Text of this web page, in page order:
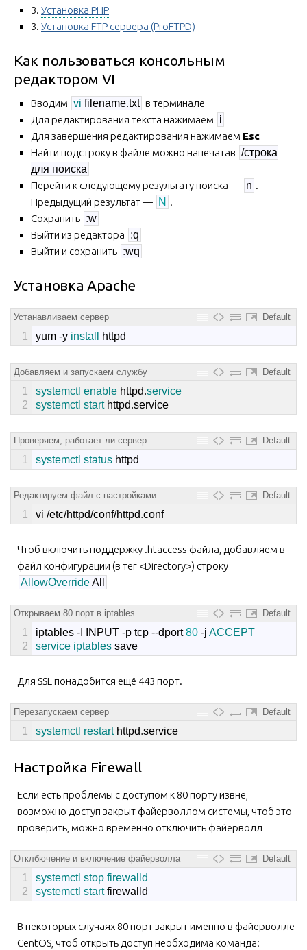
3. Установка PHP
3. Установка FTP сервера (ProFTPD)
Как пользоваться консольным
редактором VI
Вводим vi filename.txt в терминале
Для редактирования текста нажимаем i
Для завершения редактирования нажимаем Esc
Найти подстроку в файле можно напечатав /строка
для поиска
Перейти к следующему результату поиска — n .
Предыдущий результат — N .
Сохранить :w
Выйти из редактора :q
Выйти и сохранить :wq
Установка Apache
Устанавливаем сервер Default
1 yum -y install httpd
Добавляем и запускаем службу Default
1
2
systemctl enable httpd.service
systemctl start httpd.service
Проверяем, работает ли сервер Default
1 systemctl status httpd
Редактируем файл с настройками Default
1 vi /etc/httpd/conf/httpd.conf
Чтоб включить поддержку .htaccess файла, добавляем в
файл конфигурации (в тег <Directory>) строку
AllowOverrideAll
Открываем 80 порт в iptables Default
1
2
iptables - INPUT -p tcp --dport 80 -j ACCEPT
service iptables save
Для SSL понадобится ещё 443 порт.
Перезапускаем сервер Default
1 systemctl restart httpd.service
Настройка Firewall
Если есть проблемы с доступом к 80 порту извне,
возможно доступ закрыт файерволлом системы, чтоб это
проверить, можно временно отключить файерволл
Отклбючение и включение файерволла Default
1
2
systemctl stop firewalld
systemctl start firewalld
В некоторых случаях 80 порт закрыт именно в файерволле
CentOS, чтоб открыть доступ необходима команда: